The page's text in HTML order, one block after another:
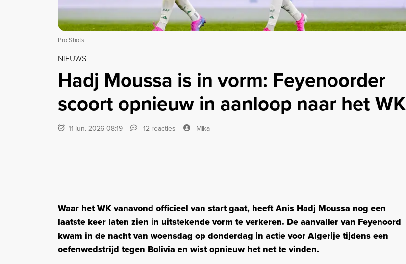
Pro Shots
NIEUWS
Hadj Moussa is in vorm: Feyenoorder
scoort opnieuw in aanloop naar het WK
11 jun. 2026 08:19 12 reacties Mika
Waar het WK vanavond officieel van start gaat, heeft Anis Hadj Moussa nog een
laatste keer laten zien in uitstekende vorm te verkeren. De aanvaller van Feyenoord
kwam in de nacht van woensdag op donderdag in actie voor Algerije tijdens een
oefenwedstrijd tegen Bolivia en wist opnieuw het net te vinden.